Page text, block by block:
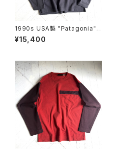
1990s USA製 "Patagonia"
MICRO D-LUXE pullover
¥15,400